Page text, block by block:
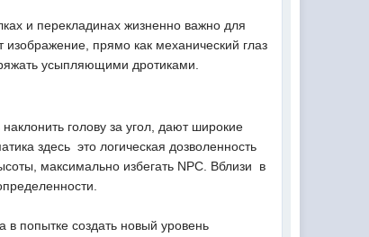
и перекладинах жизненно важно для
прямо как механический глаз
усыпляющими дротиками.
голову за угол, дают широкие
здесь  это логическая дозволенность
максимально избегать NPC. Вблизи  в
попытке создать новый уровень